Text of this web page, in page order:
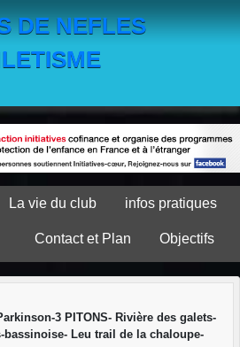
DE NEFLES
La vie du club infos pratiques
Contact et Plan Objectifs
3 PITONS- Rivière des galets-
bassinoise- Leu trail de la chaloupe-